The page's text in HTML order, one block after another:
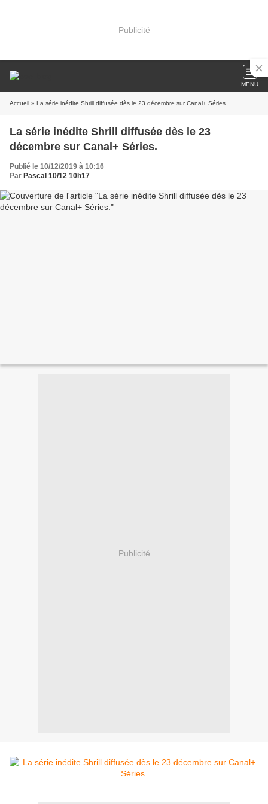
Publicité
MENU
Accueil » La série inédite Shrill diffusée dès le 23 décembre sur Canal+ Séries.
La série inédite Shrill diffusée dès le 23
décembre sur Canal+ Séries.
Publié le 10/12/2019 à 10:16
Par Pascal 10/12 10h17
Publicité